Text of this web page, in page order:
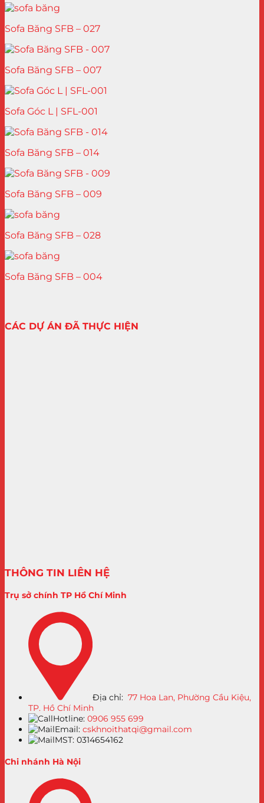
Sofa Băng SFB – 027
Sofa Băng SFB – 007
Sofa Góc L | SFL-001
Sofa Băng SFB – 014
Sofa Băng SFB – 009
Sofa Băng SFB – 028
Sofa Băng SFB – 004
CÁC DỰ ÁN ĐÃ THỰC HIỆN
THÔNG TIN LIÊN HỆ
Trụ sở chính TP Hồ Chí Minh
Địa chỉ: 77 Hoa Lan, Phường Cầu Kiệu,
TP. Hồ Chí Minh
Hotline: 0906 955 699
Email: cskhnoithatqi@gmail.com
MST: 0314654162
Chi nhánh Hà Nội